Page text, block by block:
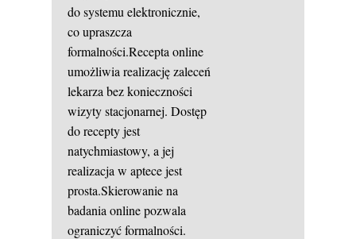
do systemu elektronicznie,
co upraszcza
formalności.Recepta online
umożliwia realizację zaleceń
lekarza bez konieczności
wizyty stacjonarnej. Dostęp
do recepty jest
natychmiastowy, a jej
realizacja w aptece jest
prosta.Skierowanie na
badania online pozwala
ograniczyć formalności.